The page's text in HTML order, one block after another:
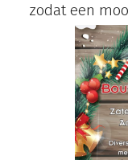
zodat een